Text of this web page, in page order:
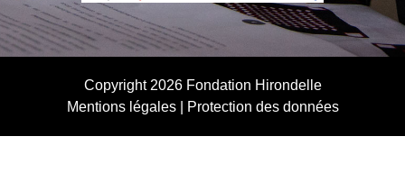
Copyright 2026 Fondation Hirondelle
Mentions légales| Protection des données